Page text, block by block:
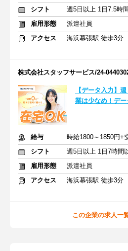
シフト
週5日以上 1日7.5時
雇用形態
派遣社員
アクセス
海浜幕張駅 徒歩3分
株式会社スタッフサービス/24-
【データ入力】
業は少なめ！デー
給与
時給1800～1850円+
シフト
週5日以上 1日7時間
雇用形態
派遣社員
アクセス
海浜幕張駅 徒歩3分
この企業の求人一